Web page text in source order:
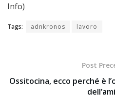
Info)
Tags: adnkronos lavoro
Post
Ossitocina, ecco perché è